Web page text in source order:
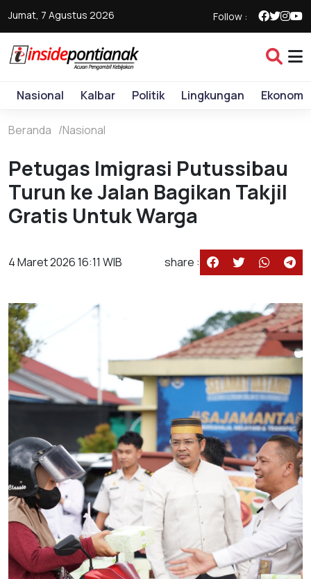
Jumat, 7 Agustus 2026 Follow :
Nasional Kalbar Politik Lingkungan Ekonomi
Beranda Nasional
Petugas Imigrasi Putussibau
Turun ke Jalan Bagikan Takjil
Gratis Untuk Warga
4 Maret 2026 16:11 WIB share :